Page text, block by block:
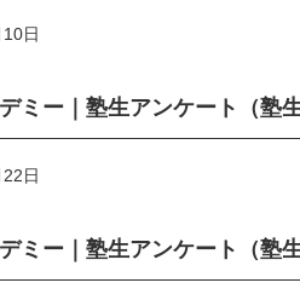
日
ミー｜塾生アンケート（塾
日
ミー｜塾生アンケート（塾